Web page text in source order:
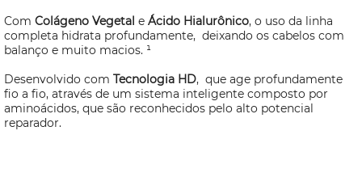
Com Colágeno Vegetal e Ácido Hialurônico, o uso da linha
completa hidrata profundamente, deixando os cabelos com
balanço e muito macios. ¹
Desenvolvido com Tecnologia HD, que age profundamente
fio a fio, através de um sistema inteligente composto por
aminoácidos, que são reconhecidos pelo alto potencial
reparador.